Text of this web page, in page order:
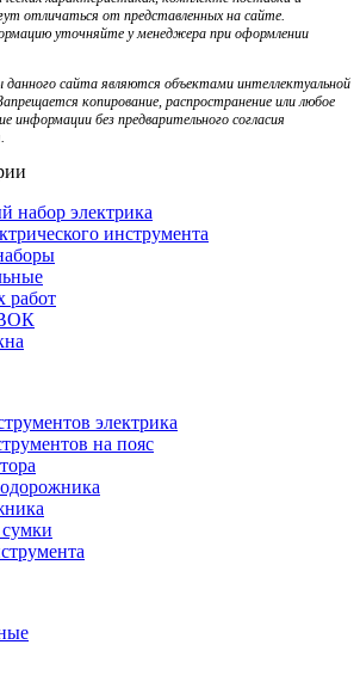
отличаться от представленных на сайте.
уточняйте у менеджера при оформлении
сайта являются объектами интеллектуальной
копирование, распространение или любое
информации без предварительного согласия
набор электрика
инструмента
работ
электрика
на пояс